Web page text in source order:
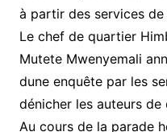
à partir des services
Le chef de quartier
Mutete Mwenyemali
dune enquête par les
dénicher les auteurs de
Au cours de la parade